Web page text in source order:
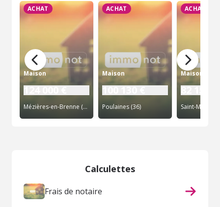
ACHAT
Maison
124 000 €
Mézières-en-Brenne (36)
ACHAT
Maison
100 130 €
Poulaines (36)
ACHAT
Maison
82 150 €
Saint-Marcel
Calculettes
Frais de notaire